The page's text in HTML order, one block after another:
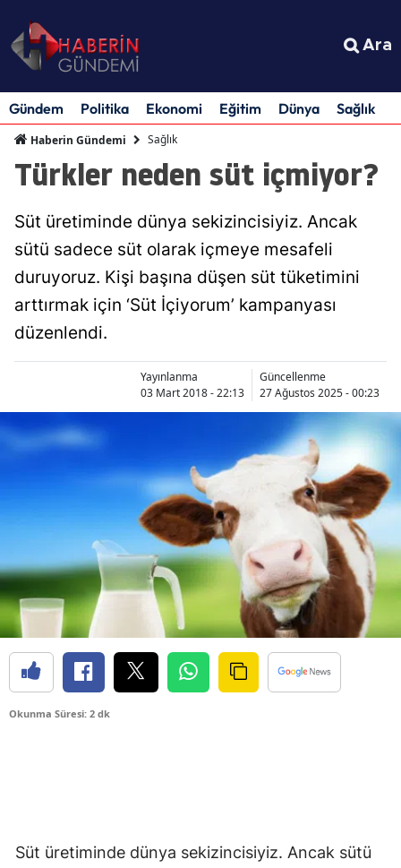
Ara
Gündem Politika Ekonomi Eğitim Dünya Sağlık
Haberin Gündemi Sağlık
Türkler neden süt içmiyor?
Süt üretiminde dünya sekizincisiyiz. Ancak
sütü sadece süt olarak içmeye mesafeli
duruyoruz. Kişi başına düşen süt tüketimini
arttırmak için ‘Süt İçiyorum’ kampanyası
düzenlendi.
Yayınlanma
03 Mart 2018 - 22:13
Güncellenme
27 Ağustos 2025 - 00:23
Okunma Süresi: 2 dk
Süt üretiminde dünya sekizincisiyiz. Ancak sütü